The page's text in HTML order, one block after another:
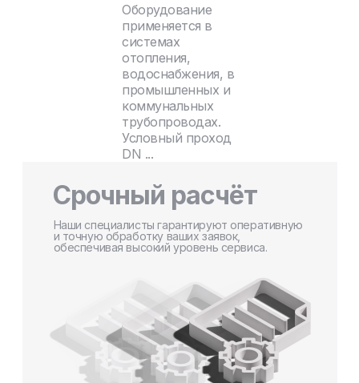
Оборудование
применяется в
системах
отопления,
водоснабжения, в
промышленных и
коммунальных
трубопроводах.
Условный проход
DN ...
Срочный расчёт
Наши специалисты гарантируют оперативную
и точную обработку ваших заявок,
обеспечивая высокий уровень сервиса.